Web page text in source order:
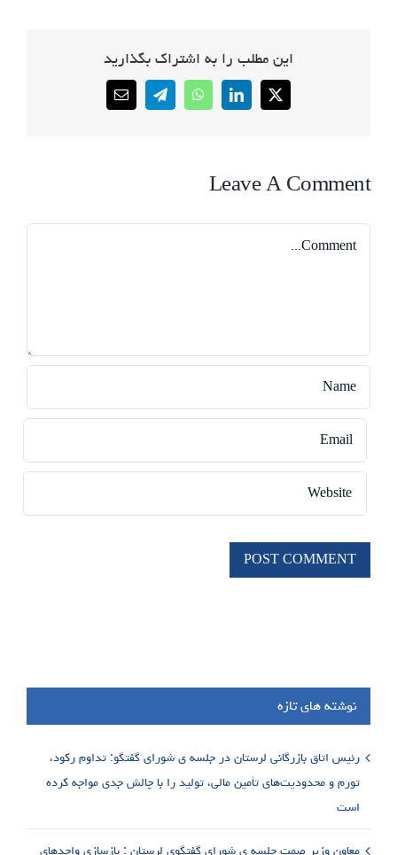
این مطلب را به اشتراک بگذارید
X
LinkedIn
WhatsApp
Telegram
Email
Leave A Comment
نوشته های تازه
رئیس اتاق بازرگانی لرستان در جلسه ی شورای گفتگو: تداوم رکود،
تورم و محدودیت‌های تأمین مالی، تولید را با چالش جدی مواجه کرده
است